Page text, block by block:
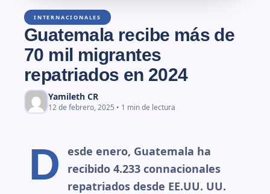
INTERNACIONALES
Guatemala recibe más de
70 mil migrantes
repatriados en 2024
Yamileth CR
12 de febrero, 2025 • 1 min de lectura
D
esde enero, Guatemala ha
recibido 4.233 connacionales
repatriados desde EE.UU. UU.